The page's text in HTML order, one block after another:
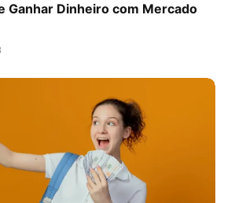
Ganhar Dinheiro com Mercado